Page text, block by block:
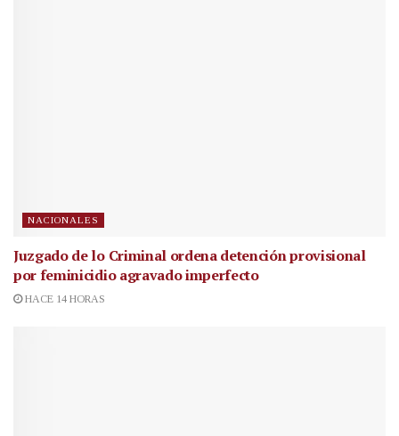
NACIONALES
Juzgado de lo Criminal ordena detención provisional
por feminicidio agravado imperfecto
HACE 14 HORAS